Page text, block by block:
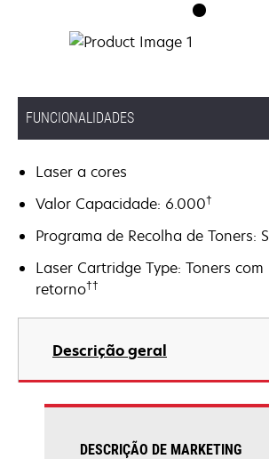
FUNCIONALIDADES
Laser a cores
Valor Capacidade: 6.000†
Programa de Recolha de Toners:
Laser Cartridge Type: Toners
retorno††
Descrição geral
DESCRIÇÃO DE MARKETING